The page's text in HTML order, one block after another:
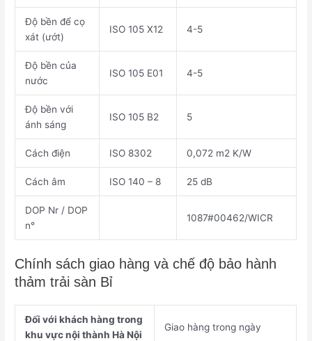
Độ bền để cọ
xát (ướt)
ISO 105 X12 4-5
Độ bền của
nước
ISO 105 E01 4-5
Độ bền với
ánh sáng
ISO 105 B2 5
Cách điện ISO 8302 0,072 m2 K/W
Cách âm ISO 140 – 8 25 dB
DOP Nr / DOP
n°
1087#00462/WICR
Chính sách giao hàng và chế độ bảo hành
thảm trải sàn Bỉ
Đối với khách hàng trong
khu vực nội thành Hà Nội
Giao hàng trong ngày